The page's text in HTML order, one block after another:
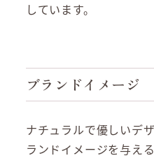
しています。
ブランドイメージ
ナチュラルで優しいデ
ランドイメージを与え